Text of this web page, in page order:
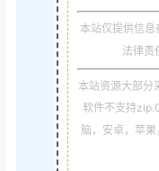
本站仅提供信
法律责
本站资源大部分
软件不支持
脑，安卓，苹